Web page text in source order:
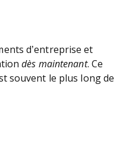
d’entreprise et
dès maintenant. Ce
souvent le plus long de